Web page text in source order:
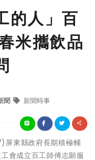
的人」百
米攜飲品
聞 新聞時事
東縣政府長期積極輔
會成立百工師傅志願服